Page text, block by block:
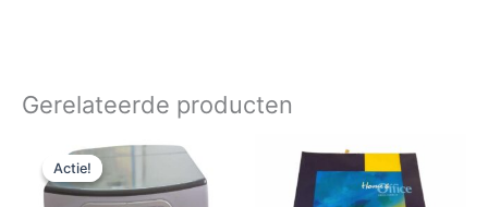
Gerelateerde producten
Actie!
Actie!
Oorspronkelijke
prijs
was:
€ 19,95.
Huidige
€ 14,95.